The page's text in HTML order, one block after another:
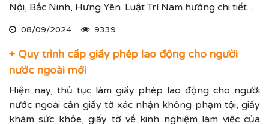
Nội, Bắc Ninh, Hưng Yên. Luật Trí Nam hướng chi tiết
quy định mới nhất.
08/09/2024 9339
+ Quy trình cấp giấy phép lao động cho người
nước ngoài mới
Hiện nay, thủ tục làm giấy phép lao động cho người
nước ngoài cần giấy tờ xác nhận không phạm tội, giấy
khám sức khỏe, giấy tờ về kinh nghiệm làm việc của